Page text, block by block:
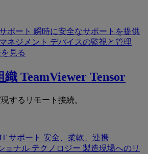
ポート 瞬時に安全なサポートを提供
ネジメント デバイスの監視と管理
見る
織 TeamViewer Tensor
するリモート接続。
サポート 安全、柔軟、連携
ョナル テクノロジー 製造現場へのリ